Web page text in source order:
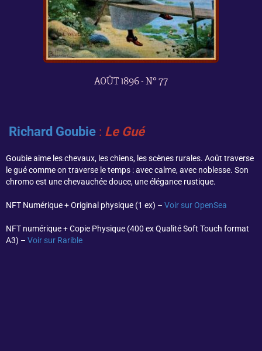
AOÛT 1896 - N° 77
Richard Goubie : Le Gué
Goubie aime les chevaux, les chiens, les scènes rurales. Août traverse
le gué comme on traverse le temps : avec calme, avec noblesse. Son
chromo est une chevauchée douce, une élégance rustique.
NFT Numérique + Original physique (1 ex) – Voir sur OpenSea
NFT numérique + Copie Physique (400 ex Qualité Soft Touch format
A3) – Voir sur Rarible